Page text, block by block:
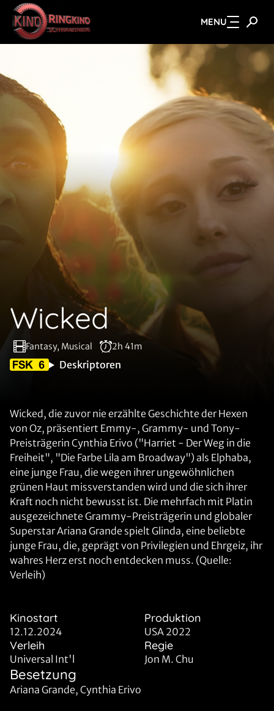
Zum Hauptinhalt springen MENU
Wicked
Fantasy, Musical 2h 41m
Deskriptoren
Wicked, die zuvor nie erzählte Geschichte der Hexen
von Oz, präsentiert Emmy-, Grammy- und Tony-
Preisträgerin Cynthia Erivo ("Harriet - Der Weg in die
Freiheit", "Die Farbe Lila am Broadway") als Elphaba,
eine junge Frau, die wegen ihrer ungewöhnlichen
grünen Haut missverstanden wird und die sich ihrer
Kraft noch nicht bewusst ist. Die mehrfach mit Platin
ausgezeichnete Grammy-Preisträgerin und globaler
Superstar Ariana Grande spielt Glinda, eine beliebte
junge Frau, die, geprägt von Privilegien und Ehrgeiz, ihr
wahres Herz erst noch entdecken muss. (Quelle:
Verleih)
Kinostart
12.12.2024
Produktion
USA 2022
Verleih
Universal Int'l
Regie
Jon M. Chu
Besetzung
Ariana Grande, Cynthia Erivo